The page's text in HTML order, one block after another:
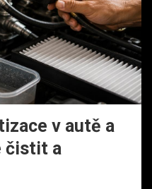
v autě a
čistit a